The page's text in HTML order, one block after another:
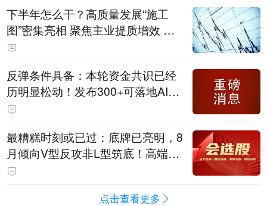
下半年怎么干？高质量发展“施工
图”密集亮相 聚焦主业提质增效 国
资央企向AI要动能
反弹条件具备：本轮资金共识已经
历明显松动！发布300+可落地AI应
用；跨境支付+AI智能体；密码安全
主力军
最糟糕时刻或已过：底牌已亮明，8
月倾向V型反攻非L型筑底！高端制
造与跨境电商融合；IT设备+机器人
+芯片
点击查看更多